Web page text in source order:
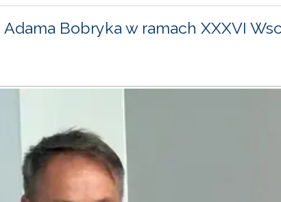
Adama Bobryka w ramach XXXVI